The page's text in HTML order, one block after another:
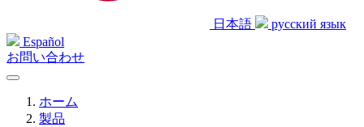
日本語
русский язык
Español
お問い合わせ
ホーム
製品